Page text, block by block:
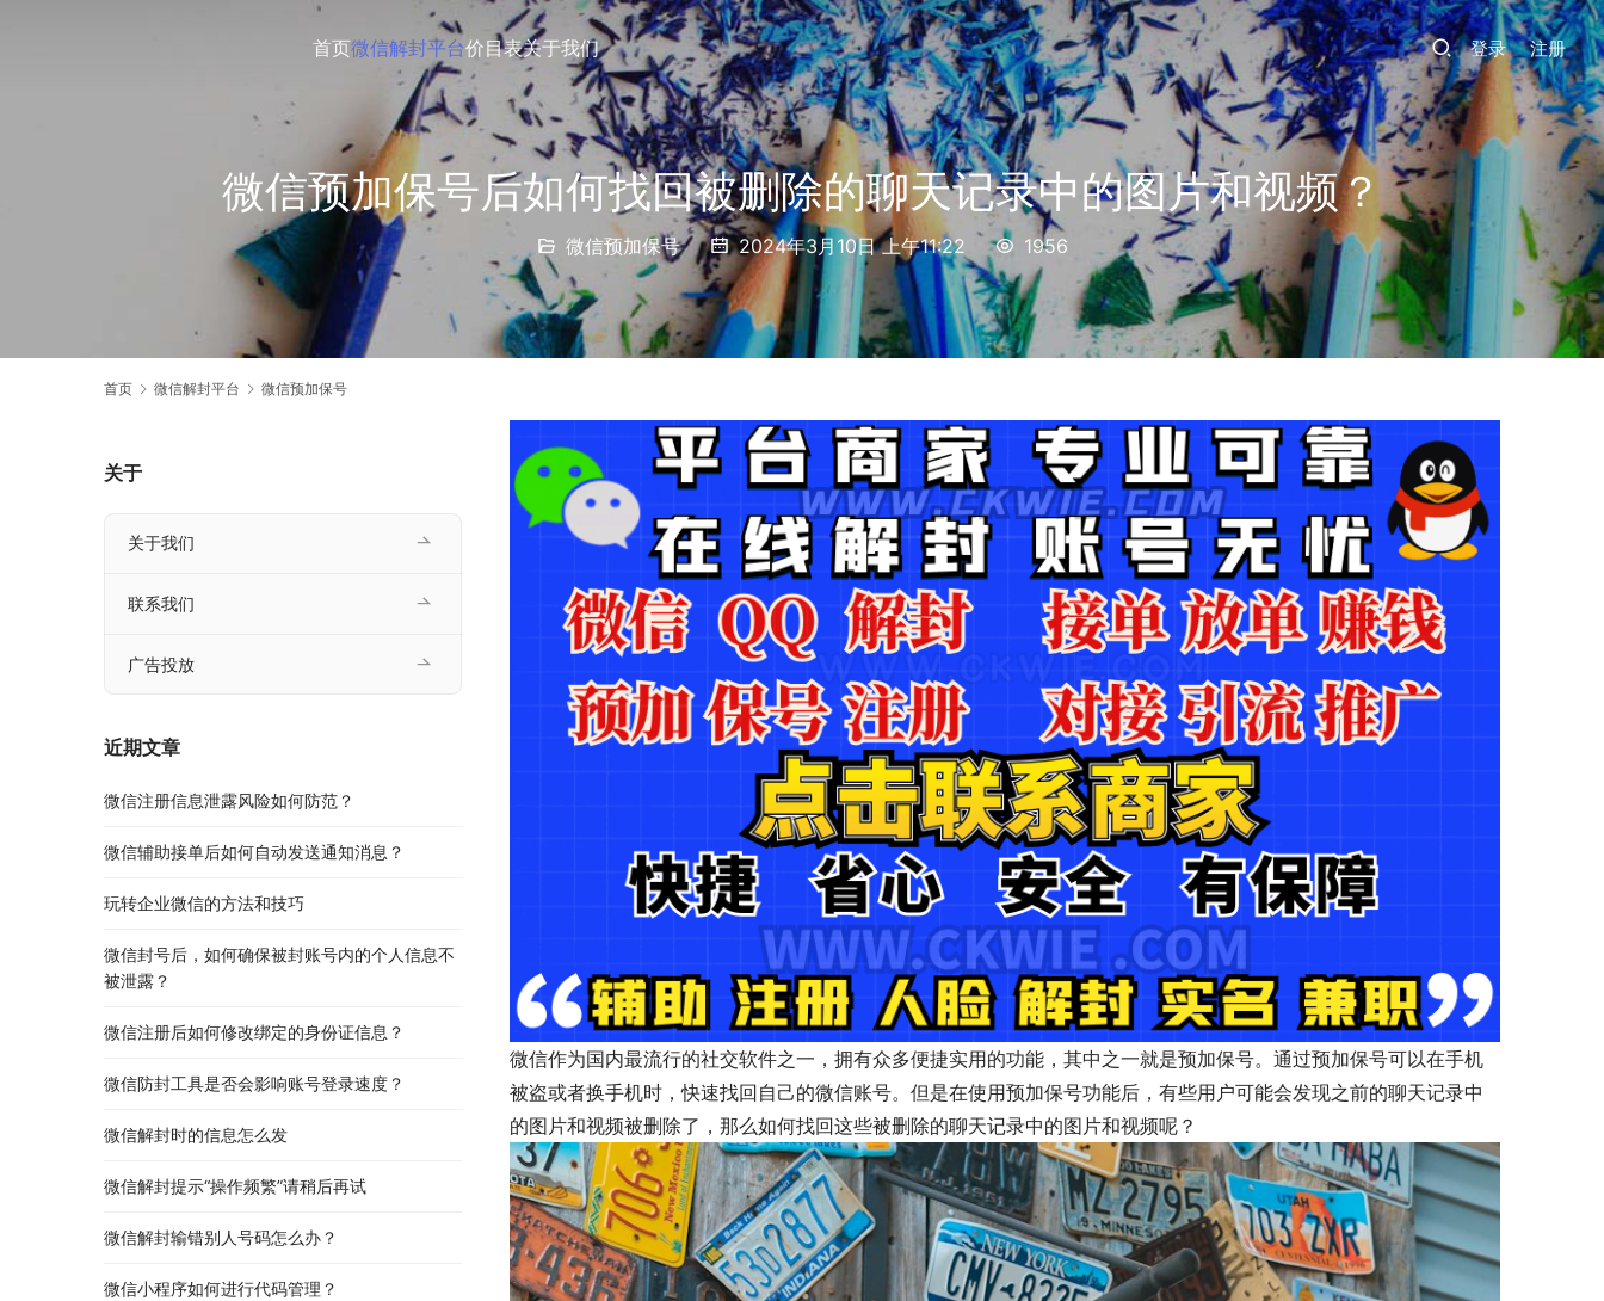
首页微信解封平台价目表关于我们 登录 注册
微信预加保号后如何找回被删除的聊天记录中的图片和视频？
微信预加保号 2024年3月10日 上午11:22 1956
首页 微信解封平台 微信预加保号
微信作为国内最流行的社交软件之一，拥有众多便捷实用的功能，其中之一就是预加保号。通过预加保号可以在手机
被盗或者换手机时，快速找回自己的微信账号。但是在使用预加保号功能后，有些用户可能会发现之前的聊天记录中
的图片和视频被删除了，那么如何找回这些被删除的聊天记录中的图片和视频呢？
关于
关于我们
联系我们
广告投放
近期文章
微信注册信息泄露风险如何防范？
微信辅助接单后如何自动发送通知消息？
玩转企业微信的方法和技巧
微信封号后，如何确保被封账号内的个人信息不
被泄露？
微信注册后如何修改绑定的身份证信息？
微信防封工具是否会影响账号登录速度？
微信解封时的信息怎么发
微信解封提示“操作频繁”请稍后再试
微信解封输错别人号码怎么办？
微信小程序如何进行代码管理？